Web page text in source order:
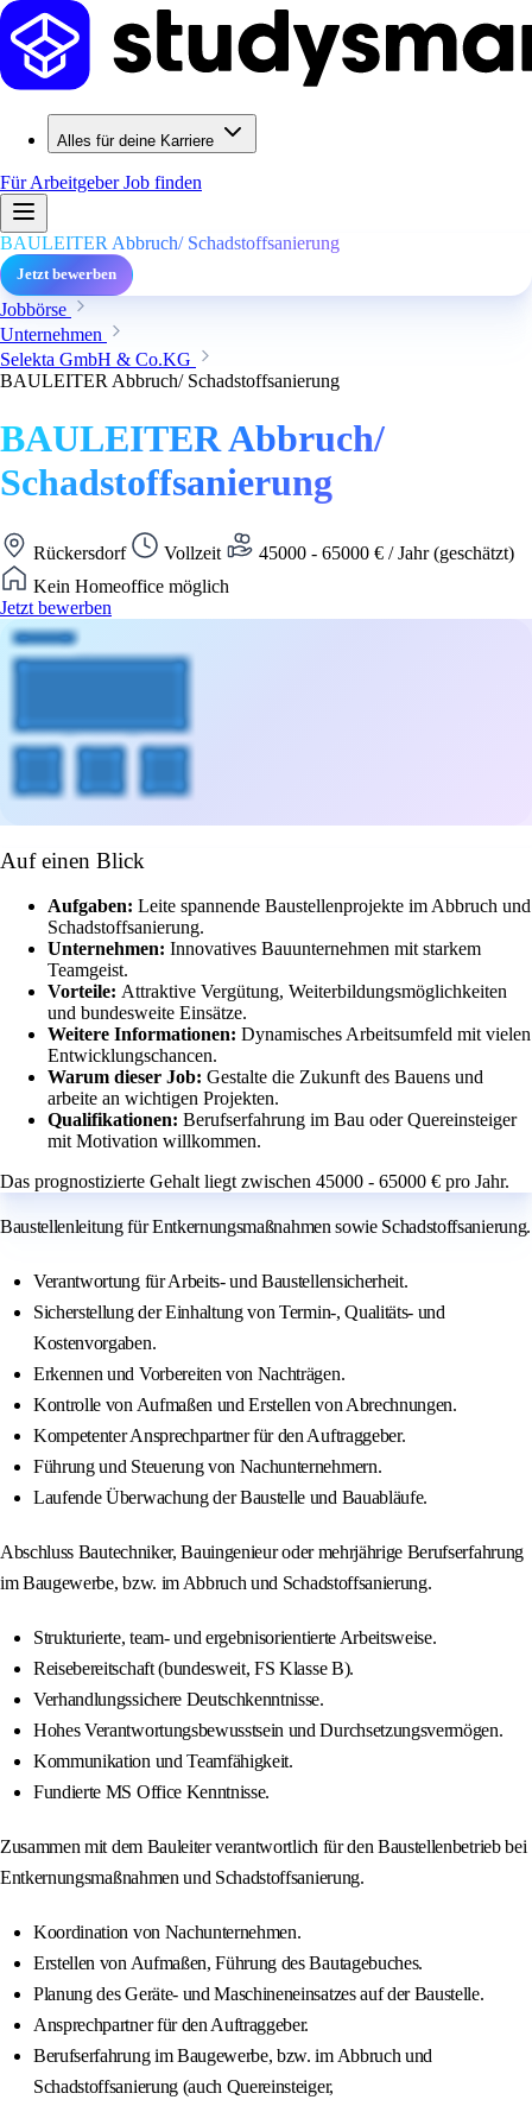
Alles für deine Karriere
Für ArbeitgeberJob finden
BAULEITER Abbruch/ Schadstoffsanierung
Jetzt bewerben
Jobbörse
Unternehmen
Selekta GmbH & Co.KG
BAULEITER Abbruch/ Schadstoffsanierung
BAULEITER Abbruch/
Schadstoffsanierung
Rückersdorf Vollzeit
45000 - 65000 € / Jahr (geschätzt)
Kein Homeoffice möglich
Jetzt bewerben
Auf einen Blick
Aufgaben: Leite spannende Baustellenprojekte im Abbruch und
Schadstoffsanierung.
Unternehmen: Innovatives Bauunternehmen mit starkem
Teamgeist.
Vorteile: Attraktive Vergütung, Weiterbildungsmöglichkeiten
und bundesweite Einsätze.
Weitere Informationen: Dynamisches Arbeitsumfeld mit vielen
Entwicklungschancen.
Warum dieser Job: Gestalte die Zukunft des Bauens und
arbeite an wichtigen Projekten.
Qualifikationen: Berufserfahrung im Bau oder Quereinsteiger
mit Motivation willkommen.
Das prognostizierte Gehalt liegt zwischen 45000 - 65000 € pro Jahr.
Baustellenleitung für Entkernungsmaßnahmen sowie Schadstoffsanierung.
Verantwortung für Arbeits- und Baustellensicherheit.
Sicherstellung der Einhaltung von Termin-, Qualitäts- und
Kostenvorgaben.
Erkennen und Vorbereiten von Nachträgen.
Kontrolle von Aufmaßen und Erstellen von Abrechnungen.
Kompetenter Ansprechpartner für den Auftraggeber.
Führung und Steuerung von Nachunternehmern.
Laufende Überwachung der Baustelle und Bauabläufe.
Abschluss Bautechniker, Bauingenieur oder mehrjährige Berufserfahrung
im Baugewerbe, bzw. im Abbruch und Schadstoffsanierung.
Strukturierte, team- und ergebnisorientierte Arbeitsweise.
Reisebereitschaft (bundesweit, FS Klasse B).
Verhandlungssichere Deutschkenntnisse.
Hohes Verantwortungsbewusstsein und Durchsetzungsvermögen.
Kommunikation und Teamfähigkeit.
Fundierte MS Office Kenntnisse.
Zusammen mit dem Bauleiter verantwortlich für den Baustellenbetrieb bei
Entkernungsmaßnahmen und Schadstoffsanierung.
Koordination von Nachunternehmen.
Erstellen von Aufmaßen, Führung des Bautagebuches.
Planung des Geräte- und Maschineneinsatzes auf der Baustelle.
Ansprechpartner für den Auftraggeber.
Berufserfahrung im Baugewerbe, bzw. im Abbruch und
Schadstoffsanierung (auch Quereinsteiger,